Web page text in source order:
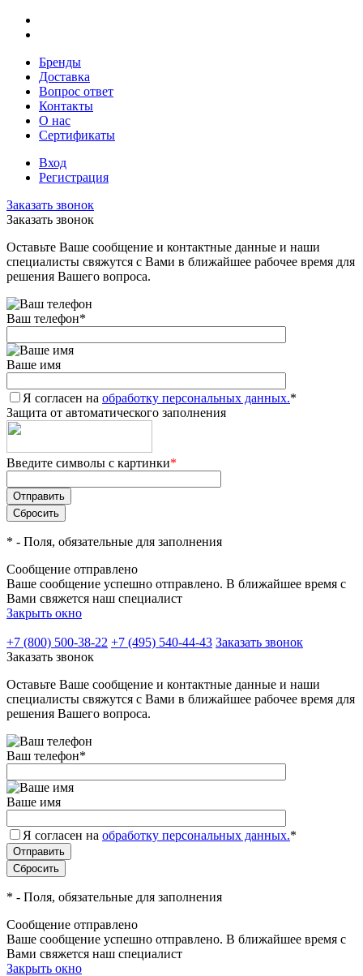
Бренды
Доставка
Вопрос ответ
Контакты
О нас
Сертификаты
Вход
Регистрация
Заказать звонок
Заказать звонок
Оставьте Ваше сообщение и контактные данные и наши
специалисты свяжутся с Вами в ближайшее рабочее время для
решения Вашего вопроса.
Ваш телефон*
Ваше имя
Я согласен на обработку персональных данных.*
Защита от автоматического заполнения
Введите символы с картинки*
* - Поля, обязательные для заполнения
Сообщение отправлено
Ваше сообщение успешно отправлено. В ближайшее время с
Вами свяжется наш специалист
Закрыть окно
+7 (800) 500-38-22 +7 (495) 540-44-43 Заказать звонок
Заказать звонок
Оставьте Ваше сообщение и контактные данные и наши
специалисты свяжутся с Вами в ближайшее рабочее время для
решения Вашего вопроса.
Ваш телефон*
Ваше имя
Я согласен на обработку персональных данных.*
* - Поля, обязательные для заполнения
Сообщение отправлено
Ваше сообщение успешно отправлено. В ближайшее время с
Вами свяжется наш специалист
Закрыть окно